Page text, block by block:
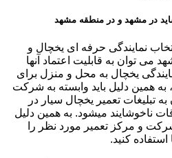
در مشهد و در منطقه مشهد
نمایندگی حرفه ای یخچال و
توان به قابلیت اعتماد آنها
یخچال به محل و منزل برای
به همین دلیل باید وابسته به شرکت
تبلیغات تعمیر یخچال سیار در
ناخوشایند میشود. به همین دلیل
و مرکز تعمیر مورد نظر را
کنید.